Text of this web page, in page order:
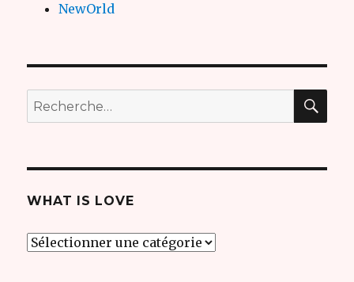
NewOrld
Recherche
pour
WHAT IS LOVE
what